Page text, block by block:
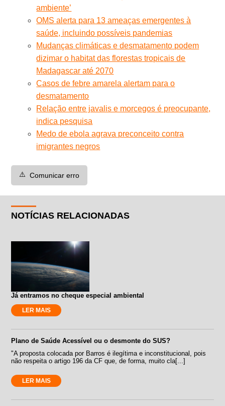
ambiente’
OMS alerta para 13 ameaças emergentes à
saúde, incluindo possíveis pandemias
Mudanças climáticas e desmatamento podem
dizimar o habitat das florestas tropicais de
Madagascar até 2070
Casos de febre amarela alertam para o
desmatamento
Relação entre javalis e morcegos é preocupante,
indica pesquisa
Medo de ebola agrava preconceito contra
imigrantes negros
⚠️ Comunicar erro
NOTÍCIAS RELACIONADAS
Já entramos no cheque especial ambiental
LER MAIS
Plano de Saúde Acessível ou o desmonte do SUS?
"A proposta colocada por Barros é ilegítima e inconstitucional, pois
não respeita o artigo 196 da CF que, de forma, muito cla[...]
LER MAIS